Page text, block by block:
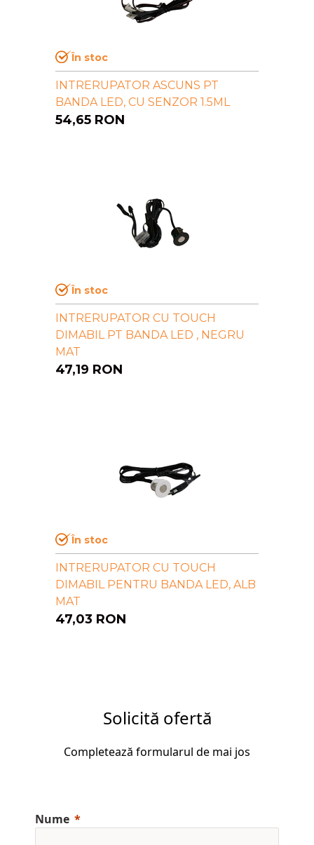
În stoc
INTRERUPATOR ASCUNS PT
BANDA LED, CU SENZOR 1.5ML
54,65 RON
În stoc
INTRERUPATOR CU TOUCH
DIMABIL PT BANDA LED , NEGRU
MAT
47,19 RON
În stoc
INTRERUPATOR CU TOUCH
DIMABIL PENTRU BANDA LED, ALB
MAT
47,03 RON
Solicită ofertă
Completează formularul de mai jos
Nume